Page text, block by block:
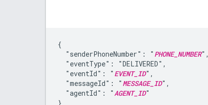
{
  "senderPhoneNumber": "
PHONE_NUMBER",
  "eventType": "DELIVERED",
  "eventId": "
EVENT_ID",
  "messageId": "
MESSAGE_ID",
  "agentId": "
AGENT_ID"
}